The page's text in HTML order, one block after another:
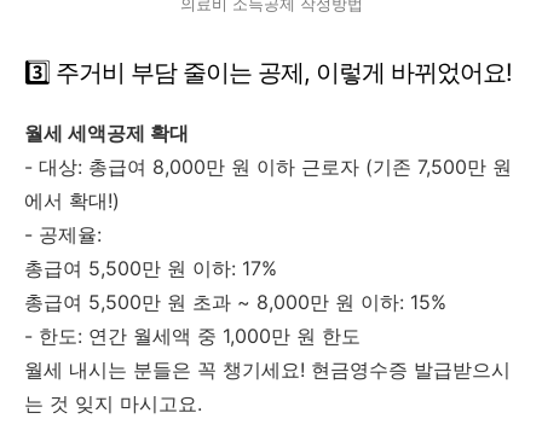
3️⃣ 주거비 부담 줄이는 공제, 이렇게 바뀌었어요!
월세 세액공제 확대
- 대상: 총급여 8,000만 원 이하 근로자 (기존 7,500만 원
에서 확대!)
- 공제율:
총급여 5,500만 원 이하: 17%
총급여 5,500만 원 초과 ~ 8,000만 원 이하: 15%
- 한도: 연간 월세액 중 1,000만 원 한도
월세 내시는 분들은 꼭 챙기세요! 현금영수증 발급받으시
는 것 잊지 마시고요.